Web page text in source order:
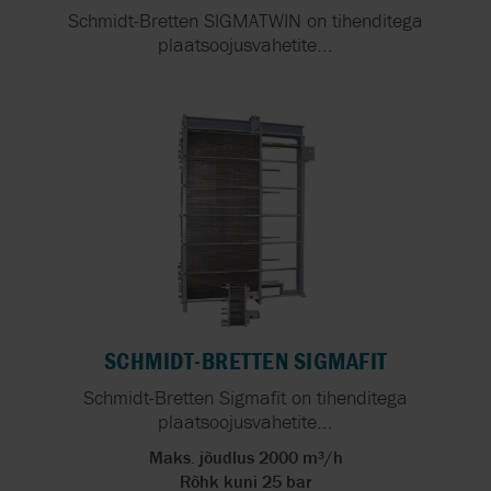
Schmidt-Bretten SIGMATWIN on tihenditega
plaatsoojusvahetite...
SCHMIDT-BRETTEN SIGMAFIT
Schmidt-Bretten Sigmafit on tihenditega
plaatsoojusvahetite...
Maks. jõudlus 2000 m³/h
Rõhk kuni 25 bar